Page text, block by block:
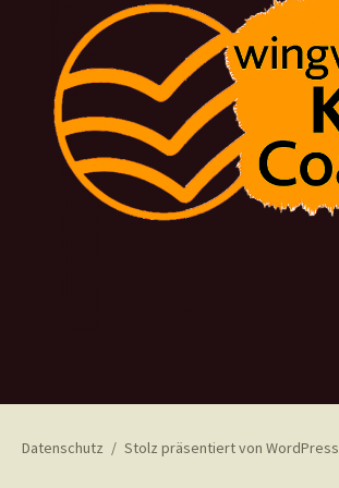
Datenschutz Stolz präsentiert von WordPress